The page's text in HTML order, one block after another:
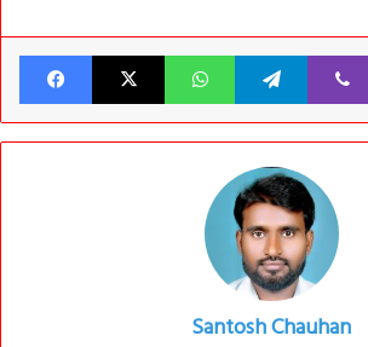
Facebook X WhatsApp Telegram
Santosh Chauhan